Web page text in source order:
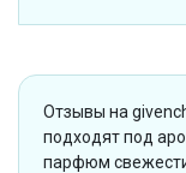
Отзывы на
подходят под
парфюм